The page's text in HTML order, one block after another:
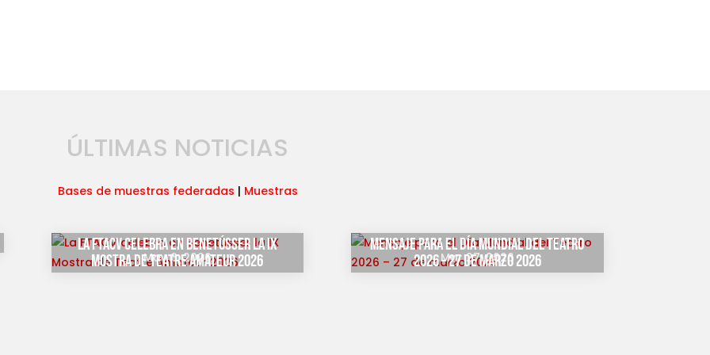
ÚLTIMAS NOTICIAS
Bases de muestras federadas | Muestras
La FTACV celebra en Benetússer la IX
Mostra de Teatre Amateur 2026
May 6, 2026
Mensaje para el Día Mundial del Teatro
2026 – 27 de marzo 2026
Mar 27, 2026